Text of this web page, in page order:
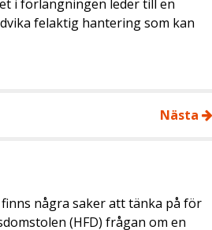
i förlängningen leder till en
felaktig hantering som kan
Nästa
några saker att tänka på för
(HFD) frågan om en